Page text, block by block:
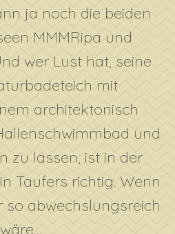
ja noch die beiden
MMMRipa und
wer Lust hat, seine
mit
architektonisch
und
zu lassen, ist in der
Taufers richtig. Wenn
so abwechslungsreich
wäre…